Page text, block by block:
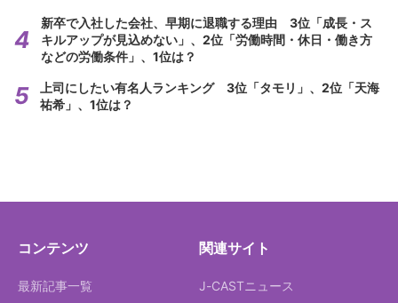
新卒で入社した会社、早期に退職する理由 3位「成長・ス
キルアップが見込めない」、2位「労働時間・休日・働き方
などの労働条件」、1位は？
上司にしたい有名人ランキング 3位「タモリ」、2位「天海
祐希」、1位は？
コンテンツ
最新記事一覧
関連サイト
J-CASTニュース